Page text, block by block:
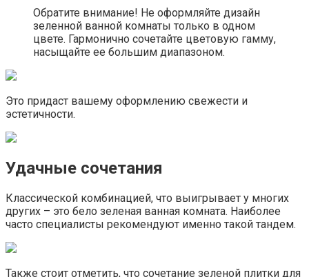
Обратите внимание! Не оформляйте дизайн
зеленной ванной комнаты только в одном
цвете. Гармонично сочетайте цветовую гамму,
насыщайте ее большим диапазоном.
Это придаст вашему оформлению свежести и
эстетичности.
Удачные сочетания
Классической комбинацией, что выигрывает у многих
других – это бело зеленая ванная комната. Наиболее
часто специалисты рекомендуют именно такой тандем.
Также стоит отметить, что сочетание зеленой плитки для